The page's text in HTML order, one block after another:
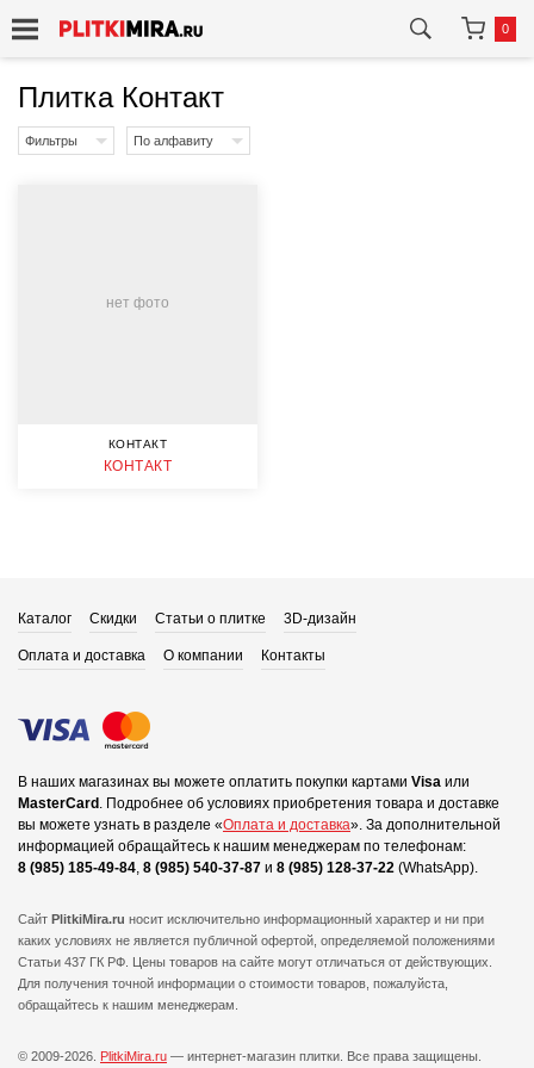
0
Плитка Контакт
Фильтры По алфавиту
нет фото
КОНТАКТ
КОНТАКТ
Каталог Скидки Статьи о плитке 3D-дизайн
Оплата и доставка О компании Контакты
В наших магазинах вы можете оплатить покупки картами Visa или
MasterCard Подробнее об условиях приобретения товара и доставке
вы можете узнать в разделе «Оплата и доставка». За дополнительной
информацией обращайтесь к нашим менеджерам по телефонам:
8 (985) 185-49-84 8 (985) 540-37-87 и 8 (985) 128-37-22 (WhatsApp).
Сайт PlitkiMira.ru носит исключительно информационный характер и ни при
каких условиях не является публичной офертой, определяемой положениями
Статьи 437 ГК РФ. Цены товаров на сайте могут отличаться от действующих.
Для получения точной информации о стоимости товаров, пожалуйста,
обращайтесь к нашим менеджерам.
© 2009-2026. PlitkiMira.ru — интернет-магазин плитки. Все права защищены.